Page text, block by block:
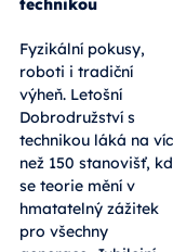
Dobrodružství s
technikou
Fyzikální pokusy,
roboti i tradiční
výheň. Letošní
Dobrodružství s
technikou láká na více
než 150 stanovišť, kde
se teorie mění v